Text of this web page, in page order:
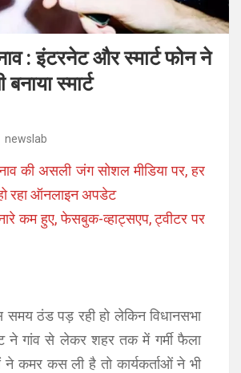
: इंटरनेट और स्मार्ट फोन ने
बनाया स्मार्ट
newslab
की असली जंग सोशल मीडिया पर, हर
रहा ऑनलाइन अपडेट
कम हुए, फेसबुक-व्हाट्सएप, ट्वीटर पर
ठंड पड़ रही हो लेकिन विधानसभा
ने गांव से लेकर शहर तक में गर्मी फैला
कमर कस ली है तो कार्यकर्ताओं ने भी